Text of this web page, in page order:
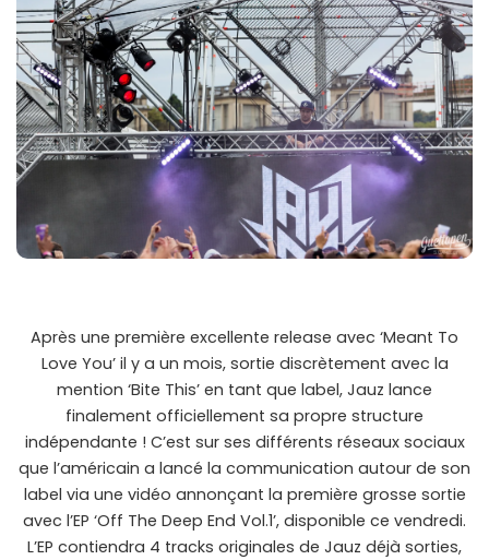
Après une première excellente release avec ‘Meant To
Love You’ il y a un mois, sortie discrètement avec la
mention ‘Bite This’ en tant que label, Jauz lance
finalement officiellement sa propre structure
indépendante ! C’est sur ses différents réseaux sociaux
que l’américain a lancé la communication autour de son
label via une vidéo annonçant la première grosse sortie
avec l’EP ‘Off The Deep End Vol.1’, disponible ce vendredi.
L’EP contiendra 4 tracks originales de Jauz déjà sorties,